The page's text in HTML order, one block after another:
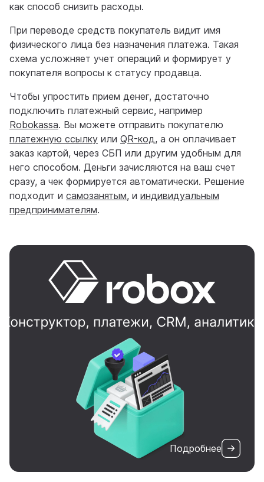
как способ снизить расходы.
При переводе средств покупатель видит имя
физического лица без назначения платежа. Такая
схема усложняет учет операций и формирует у
покупателя вопросы к статусу продавца.
Чтобы упростить прием денег, достаточно
подключить платежный сервис, например
Robokassa. Вы можете отправить покупателю
платежную ссылку или QR-код, а он оплачивает
заказ картой, через СБП или другим удобным для
него способом. Деньги зачисляются на ваш счет
сразу, а чек формируется автоматически. Решение
подходит и самозанятым, и индивидуальным
предпринимателям.
Подробнее